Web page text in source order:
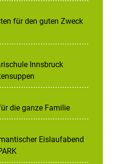
für den guten Zweck
Innsbruck
die ganze Familie
Eislaufabend